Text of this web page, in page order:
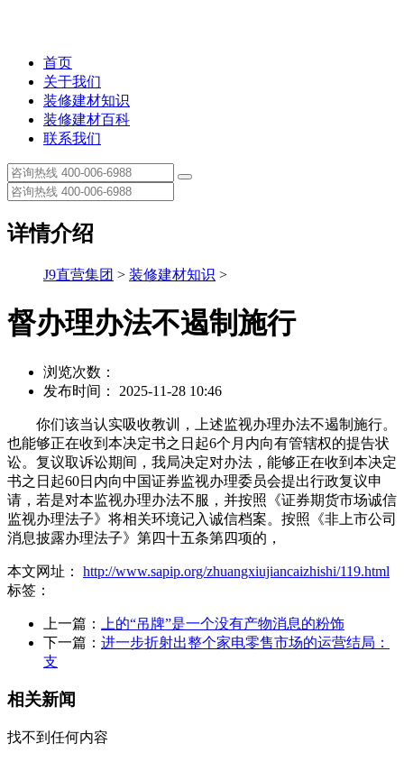
首页
关于我们
装修建材知识
装修建材百科
联系我们
详情介绍
J9直营集团 > 装修建材知识 >
督办理办法不遏制施行
浏览次数：
发布时间： 2025-11-28 10:46
你们该当认实吸收教训，上述监视办理办法不遏制施行。
也能够正在收到本决定书之日起6个月内向有管辖权的提告状
讼。复议取诉讼期间，我局决定对办法，能够正在收到本决定
书之日起60日内向中国证券监视办理委员会提出行政复议申
请，若是对本监视办理办法不服，并按照《证券期货市场诚信
监视办理法子》将相关环境记入诚信档案。按照《非上市公司
消息披露办理法子》第四十五条第四项的，
本文网址： http://www.sapip.org/zhuangxiujiancaizhishi/119.html
标签：
上一篇：
上的“吊牌”是一个没有产物消息的粉饰
下一篇： 进一步折射出整个家电零售市场的运营结局：
支
相关新闻
找不到任何内容